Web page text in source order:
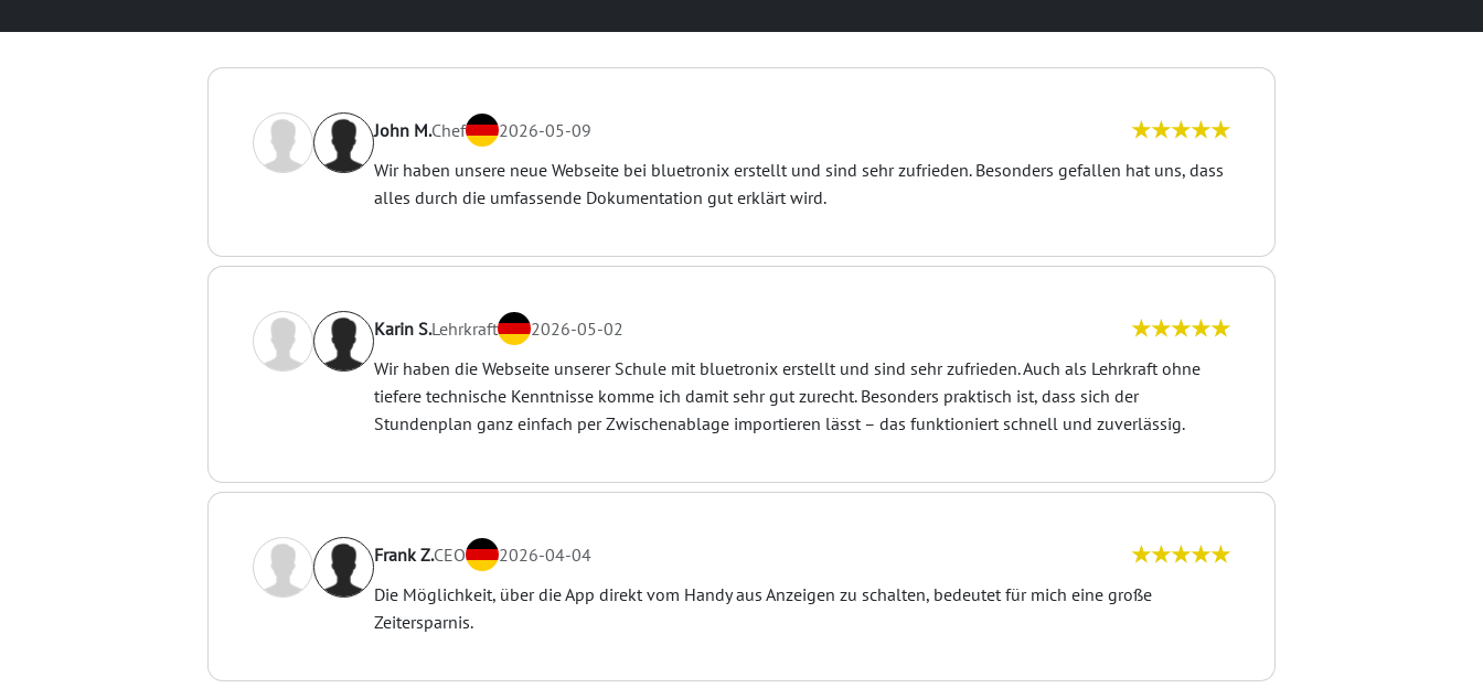
John M.Chef 2026-05-09 ★★★★★
Wir haben unsere neue Webseite bei bluetronix erstellt und sind sehr zufrieden. Besonders gefallen hat uns, dass
alles durch die umfassende Dokumentation gut erklärt wird.
Karin S.Lehrkraft 2026-05-02 ★★★★★
Wir haben die Webseite unserer Schule mit bluetronix erstellt und sind sehr zufrieden. Auch als Lehrkraft ohne
tiefere technische Kenntnisse komme ich damit sehr gut zurecht. Besonders praktisch ist, dass sich der
Stundenplan ganz einfach per Zwischenablage importieren lässt – das funktioniert schnell und zuverlässig.
Frank Z.CEO 2026-04-04 ★★★★★
Die Möglichkeit, über die App direkt vom Handy aus Anzeigen zu schalten, bedeutet für mich eine große
Zeitersparnis.